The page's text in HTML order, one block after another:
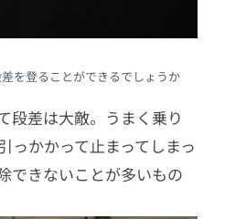
を登ることができるでしょうか
段差は大敵。うまく乗り
っかかって止まってしまっ
できないことが多いもの